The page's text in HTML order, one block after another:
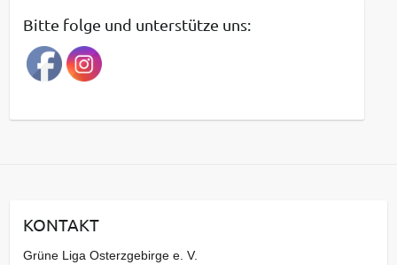
r
a
g
a
v
Bitte folge und unterstütze uns:
KONTAKT
Grüne Liga Osterzgebirge e. V.